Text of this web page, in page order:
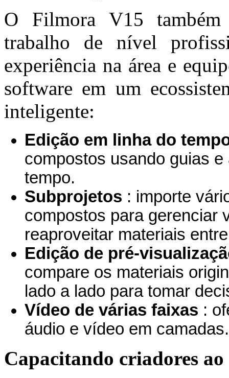
O Filmora V15
trabalho de nível
experiência na área e
software em um
inteligente:
Edição em linha do
compostos usando guias
tempo.
Subprojetos : importe
compostos para gerenciar
reaproveitar materiais
Edição de pré-
compare os materiais
lado a lado para tomar
Vídeo de várias faixas :
áudio e vídeo em camadas.
Capacitando criadores